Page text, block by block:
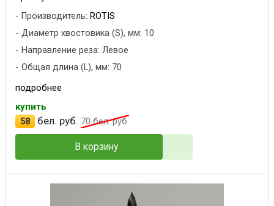
Производитель: ROTIS
Диаметр хвостовика (S), мм: 10
Направление реза: Левое
Общая длина (L), мм: 70
подробнее
купить
58
бел. руб. 70бел. руб.
В корзину